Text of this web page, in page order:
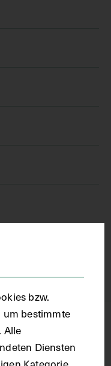
bzw.
um bestimmte
Alle
Diensten